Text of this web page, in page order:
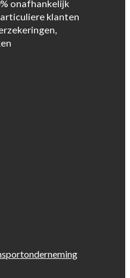
onafhankelijk
klanten